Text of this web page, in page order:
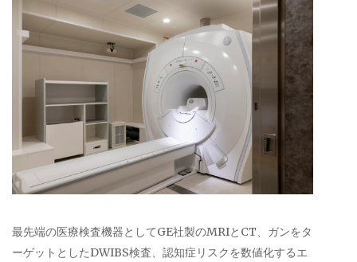
最先端の医療検査機器としてGE社製のMRIとCT、ガンをタ
ーゲットとしたDWIBS検査、認知症リスクを数値化するエ